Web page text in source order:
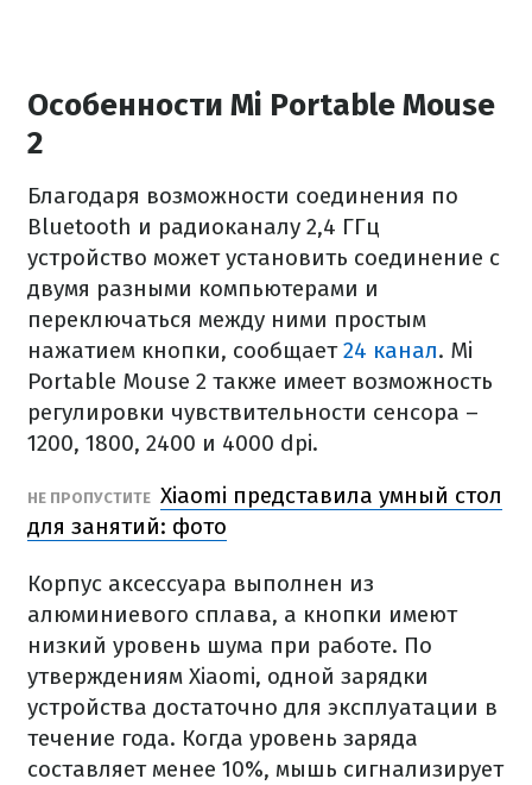
Особенности Mi Portable Mouse
2
Благодаря возможности соединения по
Bluetooth и радиоканалу 2,4 ГГц
устройство может установить соединение с
двумя разными компьютерами и
переключаться между ними простым
нажатием кнопки, сообщает24 канал. Mi
Portable Mouse 2 также имеет возможность
регулировки чувствительности сенсора –
1200, 1800, 2400 и 4000 dpi.
НЕ ПРОПУСТИТЕ Xiaomi представила умный стол
для занятий: фото
Корпус аксессуара выполнен из
алюминиевого сплава, а кнопки имеют
низкий уровень шума при работе. По
утверждениям Xiaomi, одной зарядки
устройства достаточно для эксплуатации в
течение года. Когда уровень заряда
составляет менее 10%, мышь сигнализирует